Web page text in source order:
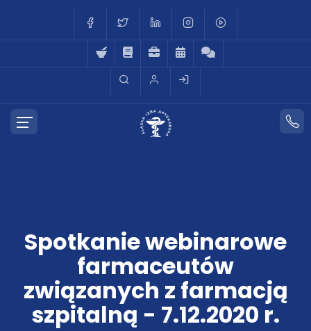
Spotkanie webinarowe
farmaceutów
związanych z farmacją
szpitalną - 7.12.2020 r.